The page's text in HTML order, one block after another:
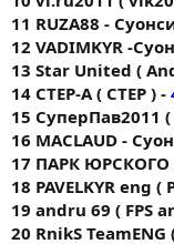
11 RUZA88 -
12 VADIMKYR -
13 Star United (
14 CTEP-A ( CTEP ) -
15 СуперПав2011 (
16 MACLAUD -
17 ПАРК ЮРСКОГО
18 PAVELKYR eng (
19 andru 69 ( FPS
20 RnikS TeamENG